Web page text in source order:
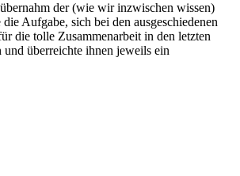
der (wie wir inzwischen wissen)
Aufgabe, sich bei den ausgeschiedenen
die tolle Zusammenarbeit in den letzten
und überreichte ihnen jeweils ein